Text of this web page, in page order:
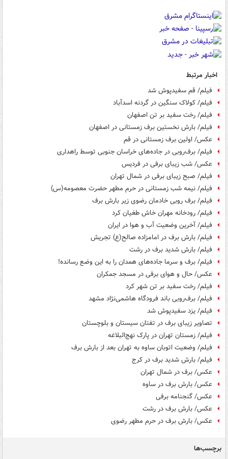
اخبار مرتبط
فیلم/ قم سفیدپوش شد
فیلم/ کولاک سنگین در گردنه اسدآباد
فیلم/ رخت سفید بر تن اصفهان
فیلم/ بارش نخستین برف زمستانی در اصفهان
عکس/ اولین برف زمستانی در قم
فیلم/ برف‌روبی در جاده‌های خراسان جنوبی توسط راهداری
عکس/ شب زیبای برفی در فردیس
فیلم/ صبح زیبای برفی در شمال تهران
فیلم/ نیمه شب زمستانی در حرم مطهر حضرت معصومه(س)
فیلم/ برف روبی خادمان رضوی زیر بارش برف
فیلم/ رودخانه مهران خاش طغیان کرد
فیلم/ آخرین وضعیت آب و هوا در ایران
فیلم/ بارش برف در امامزاده صالح(ع) تجریش
فیلم/ بارش شدید برف در رشت
فیلم/ برف و سرما جاده‌های همدان را به این وضع رسانده!
عکس/ حال و هوای برفی در مسجد جمکران
فیلم/ رخت سفید بر تن شهر کرد
فیلم/ برف‌روبی باند فرودگاه هاشمی‌نژاد مشهد
فیلم/ یزد سفیدپوش شد
تصاویر زیبای برف در تفتان سیستان و بلوچستان
فیلم/ زمستان تهران در پارک نهج‌البلاغه
فیلم/ وضعیت اتوبان ساوه به تهران بعد از بارش برف
فیلم/ بارش شدید برف در کرج
عکس/ برف در شمال تهران
عکس/ بارش برف در ساوه
عکس/ گنجنامه برفی
عکس/ بارش برف در رشت
عکس/ بارش برف در حرم مطهر رضوی
برچسب‌ها